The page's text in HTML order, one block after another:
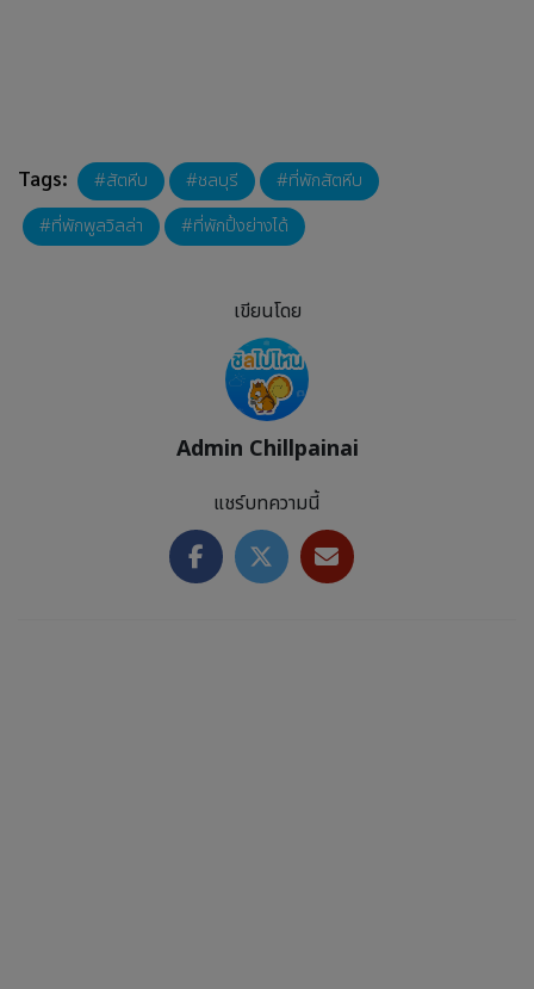
Tags: สัตหีบ ชลบุรี
ที่พักสัตหีบ
ที่พักพูลวิลล่า
ที่พักปิ้งย่างได้
เขียนโดย
Admin Chillpainai
แชร์บทความนี้